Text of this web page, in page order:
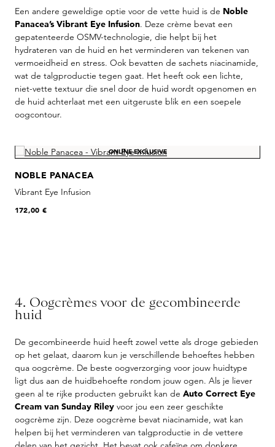
Een andere geweldige optie voor de vette huid is de Noble
Panacea’s Vibrant Eye Infusion. Deze crème bevat een
gepatenteerde OSMV-technologie, die helpt bij het
hydrateren van de huid en het verminderen van tekenen van
vermoeidheid en stress. Ook bevatten de sachets niacinamide,
wat de talgproductie tegen gaat. Het heeft ook een lichte,
niet-vette textuur die snel door de huid wordt opgenomen en
de huid achterlaat met een uitgeruste blik en een soepele
oogcontour.
Skip product gallery ONLINE EXCLUSIVE
NOBLE PANACEA
Vibrant Eye Infusion
172,00 €
4. Oogcrèmes voor de gecombineerde
huid
De gecombineerde huid heeft zowel vette als droge gebieden
op het gelaat, daarom kun je verschillende behoeftes hebben
qua oogcrème. De beste oogverzorging voor jouw huidtype
ligt dus aan de huidbehoefte rondom jouw ogen. Als je liever
geen al te rijke producten gebruikt kan de Auto Correct Eye
Cream van Sunday Riley voor jou een zeer geschikte
oogcrème zijn. Deze oogcrème bevat niacinamide, wat kan
helpen bij het verminderen van talgproductie in de vettere